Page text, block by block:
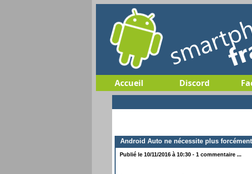
Accueil Discord
Android Auto ne nécessite plus
Publié le 10/11/2016 à 10:30 - 1 commentaire ...